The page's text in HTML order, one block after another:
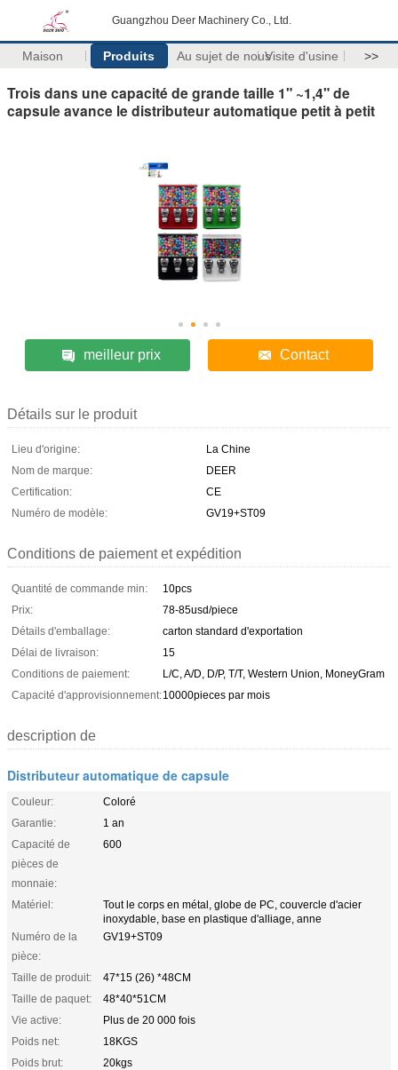
Guangzhou Deer Machinery Co., Ltd.
Maison Produits Au sujet de nousVisite d'usine >>
Trois dans une capacité de grande taille 1" ~1,4" de
capsule avance le distributeur automatique petit à petit
meilleur prix Contact
Détails sur le produit
Lieu d'origine:
La Chine
Nom de marque:
DEER
Certification:
CE
Numéro de modèle:
GV19+ST09
Conditions de paiement et expédition
Quantité de commande min:
10pcs
Prix:
78-85usd/piece
Détails d'emballage:
carton standard d'exportation
Délai de livraison:
15
Conditions de paiement:
L/C, A/D, D/P, T/T, Western Union, MoneyGram
Capacité d'approvisionnement:10000pieces par mois
description de
Distributeur automatique de capsule
Couleur:
Coloré
Garantie:
1 an
Capacité de
pièces de
monnaie:
600
Matériel:
Tout le corps en métal, globe de PC, couvercle d'acier
inoxydable, base en plastique d'alliage, anne
Numéro de la
pièce:
GV19+ST09
Taille de produit:
47*15 (26) *48CM
Taille de paquet:
48*40*51CM
Vie active:
Plus de 20 000 fois
Poids net:
18KGS
Poids brut:
20kgs